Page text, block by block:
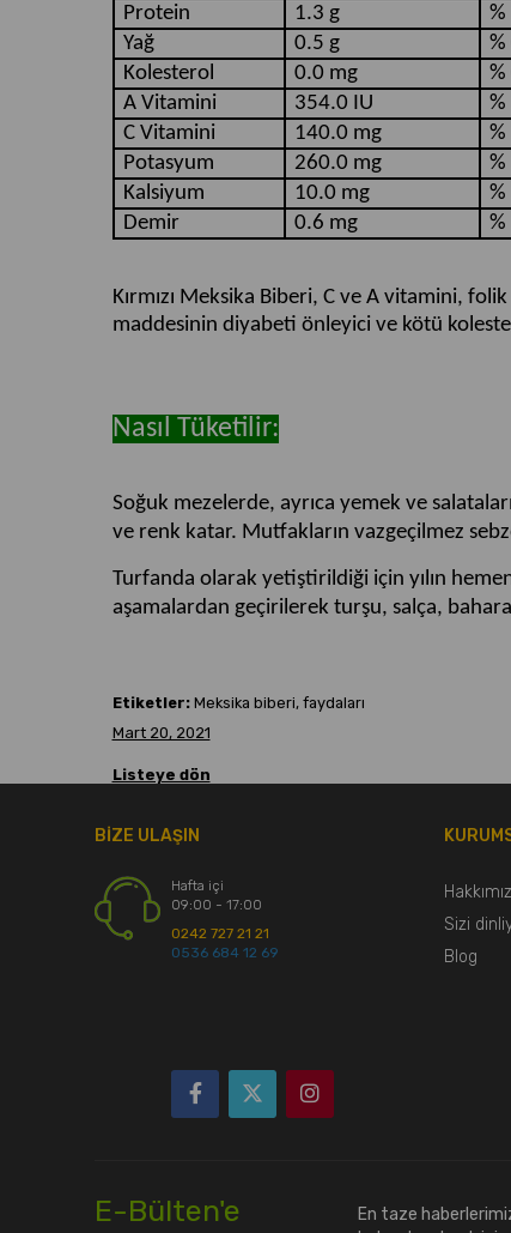
Protein
1.3 g
%
Yağ
0.5 g
%
Kolesterol
0.0 mg
%
A Vitamini
354.0 IU
%
C Vitamini
140.0 mg
Potasyum
260.0 mg
%
Kalsiyum
10.0 mg
%
Demir
0.6 mg %
Kırmızı Meksika Biberi, C ve A vitamini,
maddesinin diyabeti önleyici ve kötü
Nasıl Tüketilir:
Soğuk mezelerde, ayrıca yemek ve
ve renk katar. Mutfakların vazgeçilmez
Turfanda olarak yetiştirildiği için yılın
aşamalardan geçirilerek turşu, salça,
Etiketler:Meksika biberi, faydaları
Mart 20, 2021
Listeye dön
BİZE ULAŞIN
Hafta içi
09:00 - 17:00
0242 727 21 21
0536 684 12 69
Sizi
Blog
E-Bülten'e
En taze